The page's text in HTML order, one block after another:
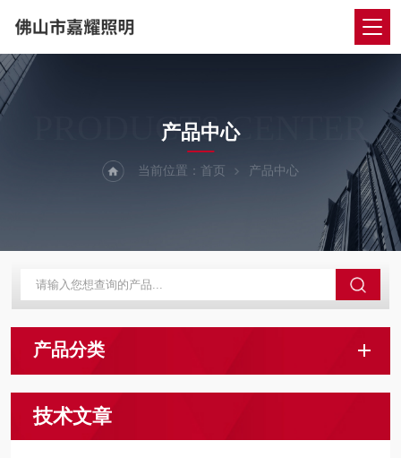
PRODUCTS CENTER
产品中心
当前位置： 首页 产品中心
产品分类
技术文章